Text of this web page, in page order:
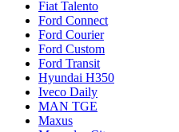
Fiat Talento
Ford Connect
Ford Courier
Ford Custom
Ford Transit
Hyundai H350
Iveco Daily
MAN TGE
Maxus